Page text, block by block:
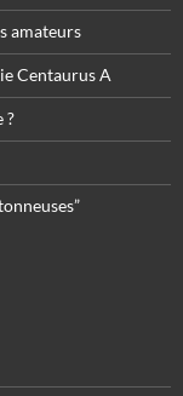
amateurs
Centaurus A
?